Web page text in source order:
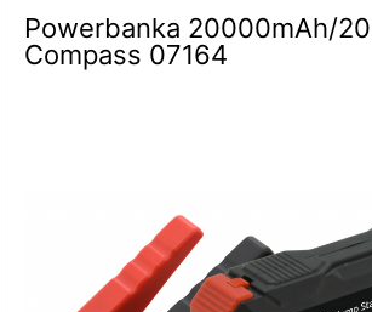
Powerbanka 20000mAh/
Compass 07164